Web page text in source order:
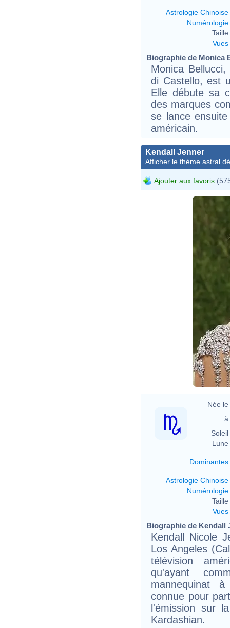
Astrologie Chinoise
Numérologie
Taille
Vues
Biographie de Monica
Monica
di Castello, est
Elle débute sa
des marques
se lance
américain.
Kendall Jenner
Afficher le thème astral
Ajouter aux favoris
Née le
à
Soleil
Lune
Dominantes
Astrologie Chinoise
Numérologie
Taille
Vues
Biographie de Kendall
Kendall Nicole
Los Angeles
télévision
qu'ayant
mannequinat
connue pour
l'émission sur
Kardashian.